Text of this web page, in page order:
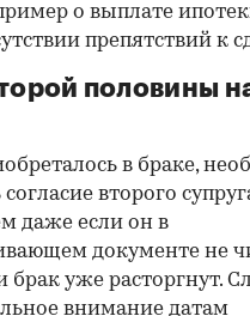
о выплате
препятствий к
половины
в браке,
второго
даже если он в
документе не
брак уже расторгнут.
внимание датам